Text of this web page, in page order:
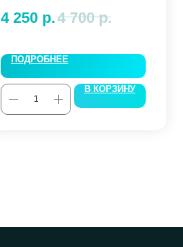
4 250 р.4 700 р.
ПОДРОБНЕЕ
В КОРЗИНУ